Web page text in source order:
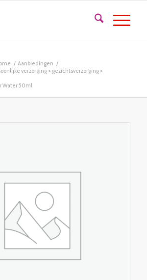
/ Aanbiedingen /
verzorging > gezichtsverzorging >
Water 50ml